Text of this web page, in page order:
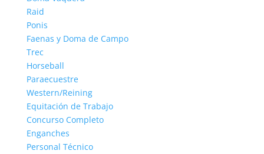
Raid
Ponis
Faenas y Doma de Campo
Trec
Horseball
Paraecuestre
Western/Reining
Equitación de Trabajo
Concurso Completo
Enganches
Personal Técnico